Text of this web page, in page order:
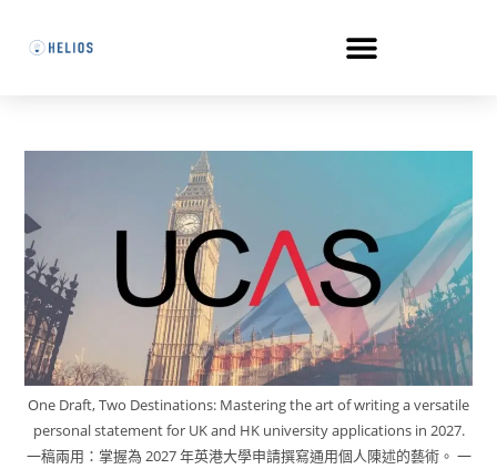
One Draft, Two Destinations: Mastering the art of writing a versatile
personal statement for UK and HK university applications in 2027.
一稿兩用：掌握為 2027 年英港大學申請撰寫通用個人陳述的藝術。 一